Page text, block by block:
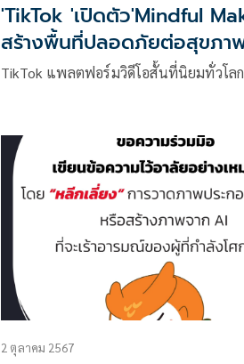
'TikTok 'เปิดตัว'Mindful
สร้างพื้นที่ปลอดภัยต่อสุขภา
วัยรุ่น
TikTok แพลตฟอร์มวิดีโอสั้นที่นิยมทั่วโล
2 ตุลาคม 2567